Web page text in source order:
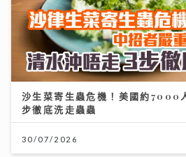
沙生菜寄生蟲危機！美國約7000
步徹底洗走蟲蟲
30/07/2026